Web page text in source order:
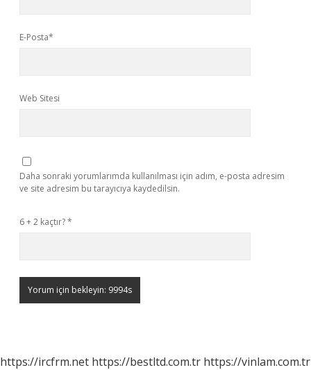
E-Posta*
Web Sitesi
Daha sonraki yorumlarımda kullanılması için adım, e-posta adresim
ve site adresim bu tarayıcıya kaydedilsin.
6 + 2 kaçtır?*
https://ircfrm.net https://bestltd.com.tr https://vinlam.com.tr